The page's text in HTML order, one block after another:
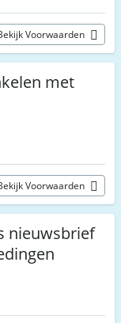
Voorwaarden
met
Voorwaarden
nieuwsbrief